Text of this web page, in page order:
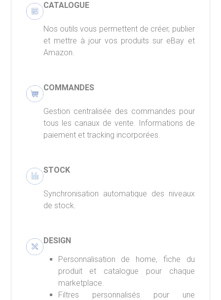
CATALOGUE
Nos outils vous permettent de créer, publier
et mettre à jour vos produits sur eBay et
Amazon.
COMMANDES
Gestion centralisée des commandes pour
tous les canaux de vente. Informations de
paiement et tracking incorporées.
STOCK
Synchronisation automatique des niveaux
de stock.
DESIGN
Personnalisation de home, fiche du
produit et catalogue pour chaque
marketplace.
Filtres personnalisés pour une